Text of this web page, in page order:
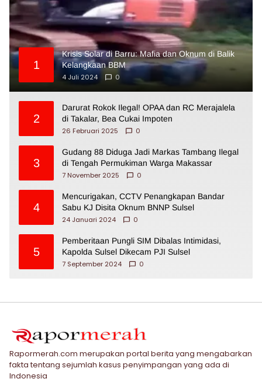
1
Krisis Solar di Barru: Mafia dan Oknum di Balik
Kelangkaan BBM
4 Juli 2024
0
2
Darurat Rokok Ilegal! OPAA dan RC Merajalela
di Takalar, Bea Cukai Impoten
26 Februari 2025
0
3
Gudang 88 Diduga Jadi Markas Tambang Ilegal
di Tengah Permukiman Warga Makassar
7 November 2025
0
4
Mencurigakan, CCTV Penangkapan Bandar
Sabu KJ Disita Oknum BNNP Sulsel
24 Januari 2024
0
5
Pemberitaan Pungli SIM Dibalas Intimidasi,
Kapolda Sulsel Dikecam PJI Sulsel
7 September 2024
0
Rapormerah.com merupakan portal berita yang mengabarkan
fakta tentang sejumlah kasus penyimpangan yang ada di
Indonesia